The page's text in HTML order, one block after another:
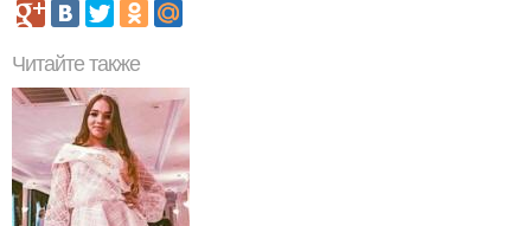
Читайте также